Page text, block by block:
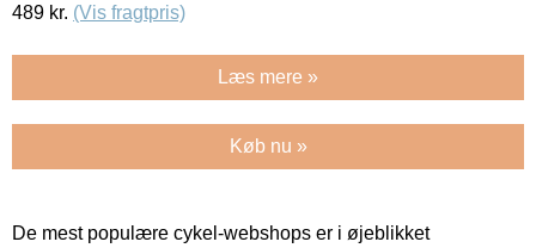
489 kr. (Vis fragtpris)
Læs mere »
Køb nu »
De mest populære cykel-webshops er i øjeblikket